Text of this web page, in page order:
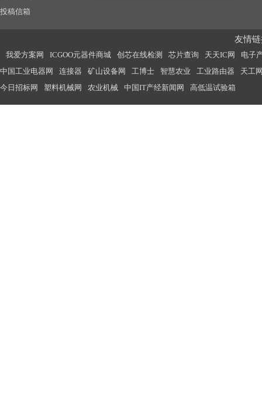
投稿信箱
友情
我爱方案网 ICGOO元器件商城 创芯在线检测 芯片查询 天天IC网
电子
中国工业电器网
连接器 矿山设备网 工博士 智慧农业 工业路由器
天工
今日招标网
塑料机械网 农业机械 中国IT产经新闻网 高低温试验箱